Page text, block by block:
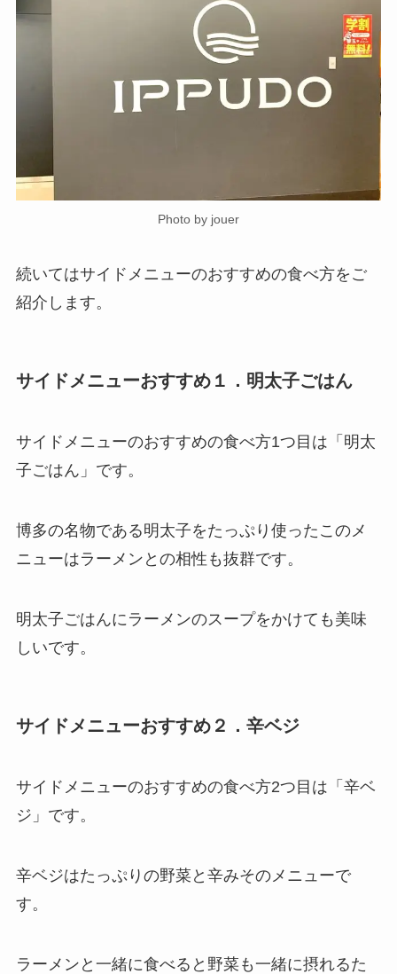
Photo by jouer
続いてはサイドメニューのおすすめの食べ方をご
紹介します。
サイドメニューおすすめ１．明太子ごはん
サイドメニューのおすすめの食べ方1つ目は「明太
子ごはん」です。
博多の名物である明太子をたっぷり使ったこのメ
ニューはラーメンとの相性も抜群です。
明太子ごはんにラーメンのスープをかけても美味
しいです。
サイドメニューおすすめ２．辛ベジ
サイドメニューのおすすめの食べ方2つ目は「辛ベ
ジ」です。
辛ベジはたっぷりの野菜と辛みそのメニューで
す。
ラーメンと一緒に食べると野菜も一緒に摂れるた